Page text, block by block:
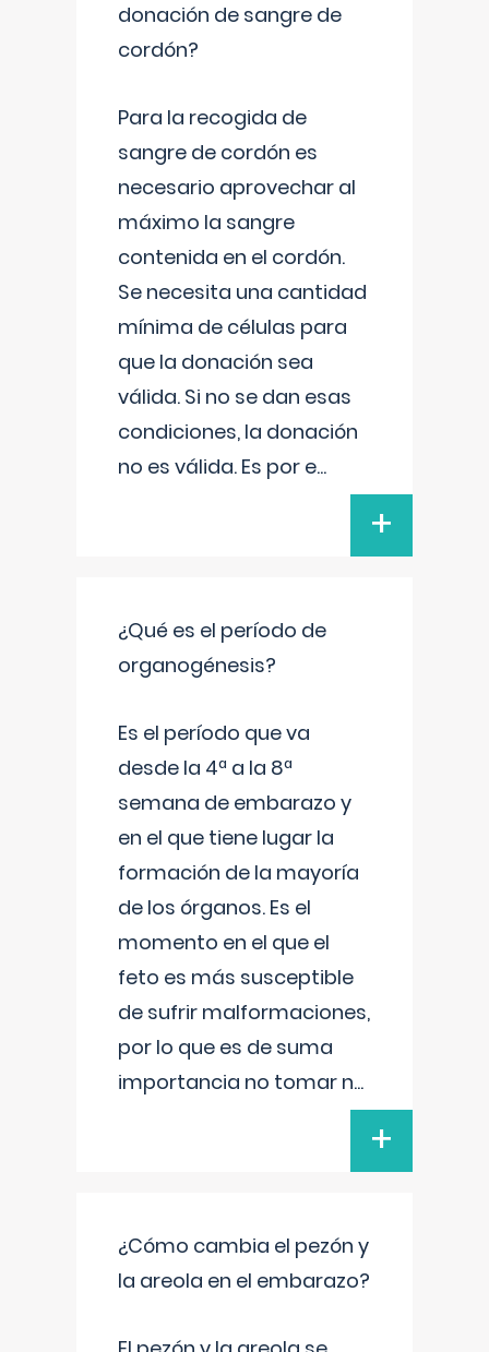
donación de sangre de
cordón?
Para la recogida de
sangre de cordón es
necesario aprovechar al
máximo la sangre
contenida en el cordón.
Se necesita una cantidad
mínima de células para
que la donación sea
válida. Si no se dan esas
condiciones, la donación
no es válida. Es por e...
+
¿Qué es el período de
organogénesis?
Es el período que va
desde la 4ª a la 8ª
semana de embarazo y
en el que tiene lugar la
formación de la mayoría
de los órganos. Es el
momento en el que el
feto es más susceptible
de sufrir malformaciones,
por lo que es de suma
importancia no tomar n...
+
¿Cómo cambia el pezón y
la areola en el embarazo?